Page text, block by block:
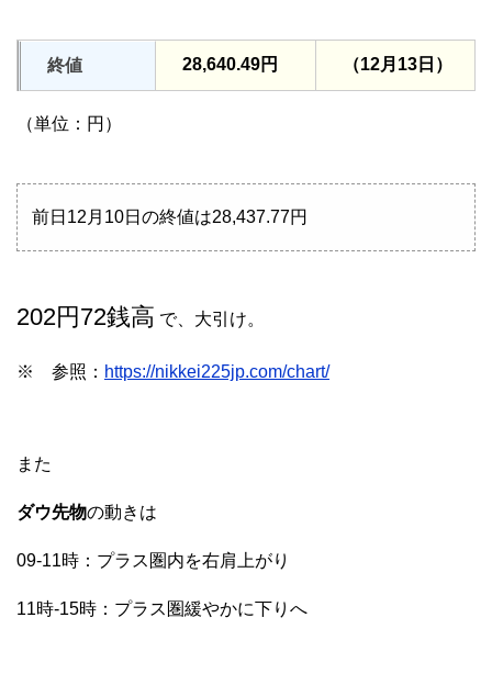
終値 28,640.49円 （12月13日）
（単位：円）
前日12月10日の終値は28,437.77円
202円72銭高 で、大引け。
※ 参照： https://nikkei225jp.com/chart/
また
ダウ先物の動きは
09-11時：プラス圏内を右肩上がり
11時-15時：プラス圏緩やかに下りへ